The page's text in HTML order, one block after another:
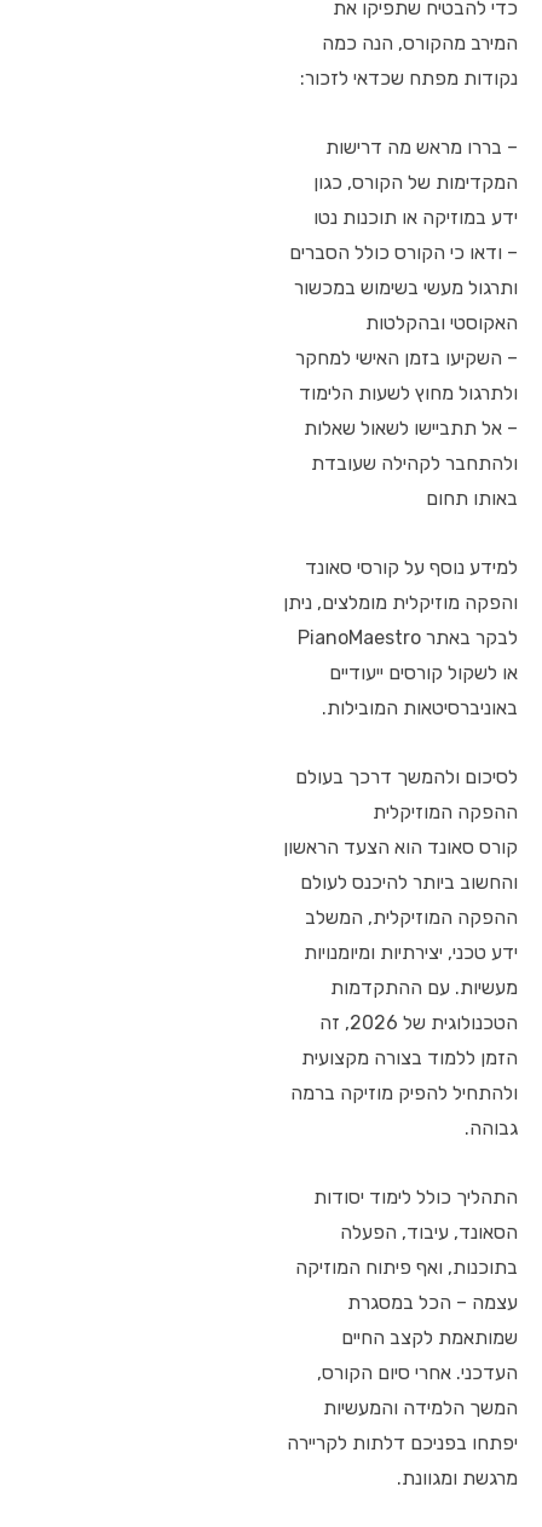
כדי להבטיח שתפיקו את
המירב מהקורס, הנה כמה
נקודות מפתח שכדאי לזכור:
– בררו מראש מה דרישות
המקדימות של הקורס, כגון
ידע במוזיקה או תוכנות נטו
– ודאו כי הקורס כולל הסברים
ותרגול מעשי בשימוש במכשור
האקוסטי ובהקלטות
– השקיעו בזמן האישי למחקר
ולתרגול מחוץ לשעות הלימוד
– אל תתביישו לשאול שאלות
ולהתחבר לקהילה שעובדת
באותו תחום
למידע נוסף על קורסי סאונד
והפקה מוזיקלית מומלצים, ניתן
לבקר באתר PianoMaestro
או לשקול קורסים ייעודיים
באוניברסיטאות המובילות.
לסיכום ולהמשך דרכך בעולם
ההפקה המוזיקלית
קורס סאונד הוא הצעד הראשון
והחשוב ביותר להיכנס לעולם
ההפקה המוזיקלית, המשלב
ידע טכני, יצירתיות ומיומנויות
מעשיות. עם ההתקדמות
הטכנולוגית של 2026, זה
הזמן ללמוד בצורה מקצועית
ולהתחיל להפיק מוזיקה ברמה
גבוהה.
התהליך כולל לימוד יסודות
הסאונד, עיבוד, הפעלה
בתוכנות, ואף פיתוח המוזיקה
עצמה – הכל במסגרת
שמותאמת לקצב החיים
העדכני. אחרי סיום הקורס,
המשך הלמידה והמעשיות
יפתחו בפניכם דלתות לקריירה
מרגשת ומגוונת.